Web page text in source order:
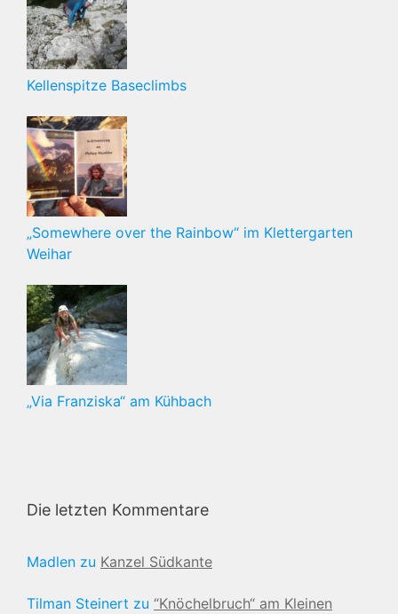
Kellenspitze Baseclimbs
„Somewhere over the Rainbow“ im Klettergarten
Weihar
„Via Franziska“ am Kühbach
Die letzten Kommentare
Madlen zu Kanzel Südkante
Tilman Steinert zu “Knöchelbruch“ am Kleinen